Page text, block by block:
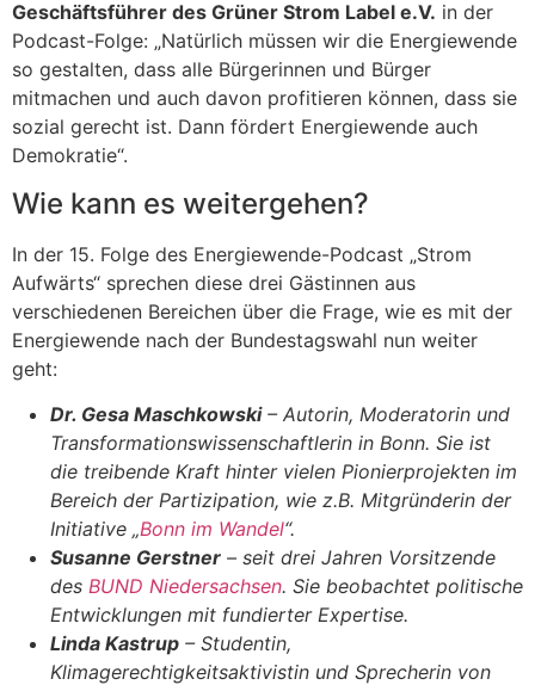
Geschäftsführer des Grüner Strom Label e.V. in der
Podcast-Folge: „Natürlich müssen wir die Energiewende
so gestalten, dass alle Bürgerinnen und Bürger
mitmachen und auch davon profitieren können, dass sie
sozial gerecht ist. Dann fördert Energiewende auch
Demokratie“.
Wie kann es weitergehen?
In der 15. Folge des Energiewende-Podcast „Strom
Aufwärts“ sprechen diese drei Gästinnen aus
verschiedenen Bereichen über die Frage, wie es mit der
Energiewende nach der Bundestagswahl nun weiter
geht:
Dr. Gesa Maschkowski– Autorin, Moderatorin und
Transformationswissenschaftlerin in Bonn. Sie ist
die treibende Kraft hinter vielen Pionierprojekten im
Bereich der Partizipation, wie z.B. Mitgründerin der
Initiative „Bonn im Wandel“.
Susanne Gerstner – seit drei Jahren Vorsitzende
des BUND Niedersachsen. Sie beobachtet politische
Entwicklungen mit fundierter Expertise.
Linda Kastrup – Studentin,
Klimagerechtigkeitsaktivistin und Sprecherin von